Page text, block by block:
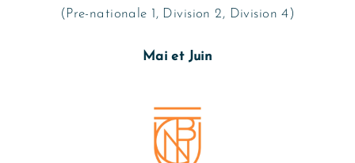
(Pre-nationale 1, Division 2, Division 4)
Mai et Juin